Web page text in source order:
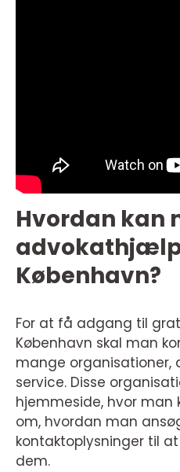
Hvordan kan
København?
For at få adgang til
København skal man
mange organisationer,
service. Disse
hjemmeside, hvor
om, hvordan man
kontaktoplysninger til
dem.